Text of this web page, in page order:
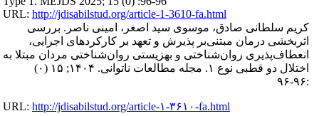
URL:http://jdisabilstud.org/article-1-3610-fa.html
کریم سلطانی صادق، موسوی سید اصغر، امینی ناصر. بررسی
اثربخشی درمان مبتنی‌بر پذیرش و تعهد بر کارکردهای اجرایی،
انعطاف‌پذیری روان‌شناختی و بهزیستی روان‌شناختی مردان مبتلا به
اختلال دو قطبی نوع ۱. مجله مطالعات ناتوانی. ۱۴۰۴; ۱۵
(۰)
URL:http://jdisabilstud.org/article-۱-۳۶۱۰-fa.html